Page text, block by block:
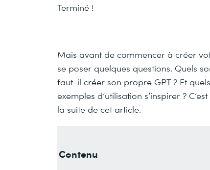
Terminé !
Mais avant de commencer à créer
se poser quelques questions. Quels
faut-il créer son propre GPT ? Et
exemples d’utilisation s’inspirer ?
la suite de cet article.
Contenu